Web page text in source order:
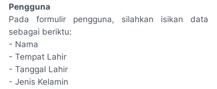
Pengguna
Pada formulir pengguna, silahkan isikan data
sebagai beriktu:
- Nama
- Tempat Lahir
- Tanggal Lahir
- Jenis Kelamin